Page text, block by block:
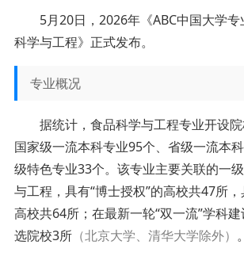
5月20日，2026年《ABC中国大学
科学与工程》正式发布。
专业概况
据统计，食品科学与工程专业开设
国家级一流本科专业95个、省级一流本
级特色专业33个。该专业主要关联的一
与工程，具有“博士授权”的高校共47所，
高校共64所；在最新一轮“双一流”学科
选院校3所（北京大学、清华大学除外） 。